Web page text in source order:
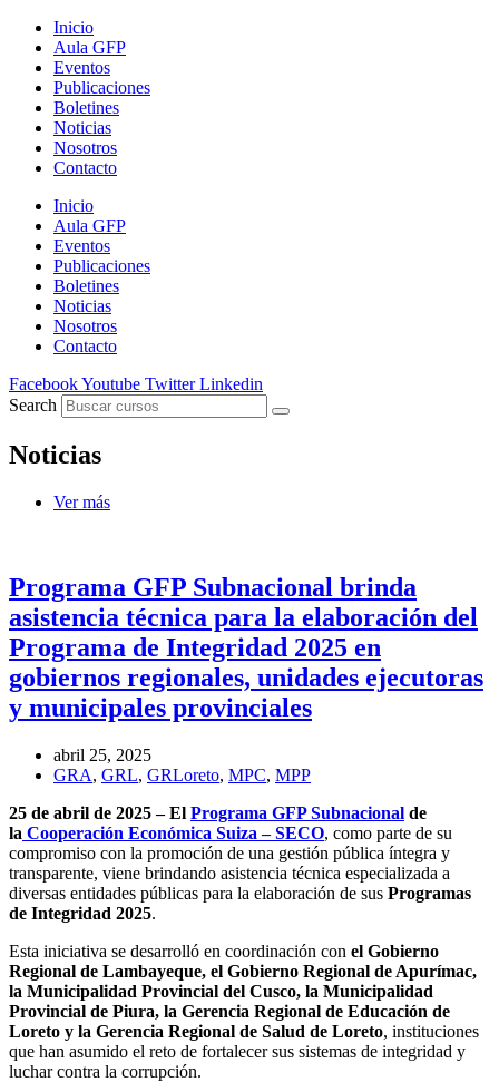
contenido
Inicio
Aula GFP
Eventos
Publicaciones
Boletines
Noticias
Nosotros
Contacto
Inicio
Aula GFP
Eventos
Publicaciones
Boletines
Noticias
Nosotros
Contacto
FacebookYoutube Twitter Linkedin
Search
Noticias
Ver más
Programa GFP Subnacional brinda
asistencia técnica para la elaboración del
Programa de Integridad 2025 en
gobiernos regionales, unidades ejecutoras
y municipales provinciales
abril 25, 2025
GRA, GRL, GRLoreto, MPC, MPP
25 de abril de 2025 – El Programa GFP Subnacional de
la Cooperación Económica Suiza – SECO, como parte de su
compromiso con la promoción de una gestión pública íntegra y
transparente, viene brindando asistencia técnica especializada a
diversas entidades públicas para la elaboración de sus Programas
de Integridad 2025.
Esta iniciativa se desarrolló en coordinación con el Gobierno
Regional de Lambayeque, el Gobierno Regional de Apurímac,
la Municipalidad Provincial del Cusco, la Municipalidad
Provincial de Piura, la Gerencia Regional de Educación de
Loreto y la Gerencia Regional de Salud de Loreto, instituciones
que han asumido el reto de fortalecer sus sistemas de integridad y
luchar contra la corrupción.